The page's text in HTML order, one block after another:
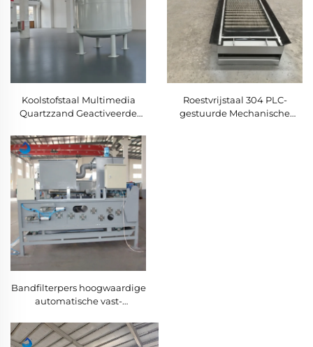
Koolstofstaal Multimedia
Quartzzand Geactiveerde
Rioolwaterbehandeling
Roestvrijstaal 304 PLC-
gestuurde Mechanische
Bandfilterpers hoogwaardige
automatische vast-
apparatuur voor
afvalwaterbehandeling